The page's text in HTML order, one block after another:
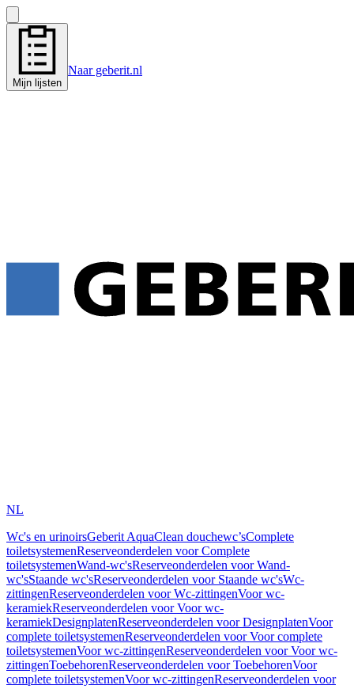
Mijn lijsten
Naar geberit.nl
NL
Wc's en urinoirsGeberit AquaClean douchewc’sComplete
toiletsystemenReserveonderdelen voor Complete
toiletsystemenWand-wc'sReserveonderdelen voor Wand-
wc'sStaande wc'sReserveonderdelen voor Staande wc'sWc-
zittingenReserveonderdelen voor Wc-zittingenVoor wc-
keramiekReserveonderdelen voor Voor wc-
keramiekDesignplatenReserveonderdelen voor DesignplatenVoor
complete toiletsystemenReserveonderdelen voor Voor complete
toiletsystemenVoor wc-zittingenReserveonderdelen voor Voor wc-
zittingenToebehorenReserveonderdelen voor ToebehorenVoor
complete toiletsystemenVoor wc-zittingenReserveonderdelen voor